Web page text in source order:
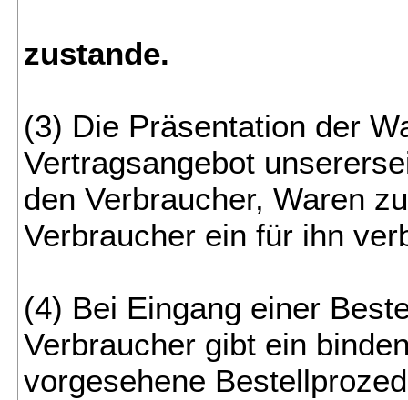
zustande.
(3) Die Präsentation der
Vertragsangebot
den Verbraucher, Waren
Verbraucher ein für ihn
(4) Bei Eingang einer
Verbraucher gibt ein
vorgesehene